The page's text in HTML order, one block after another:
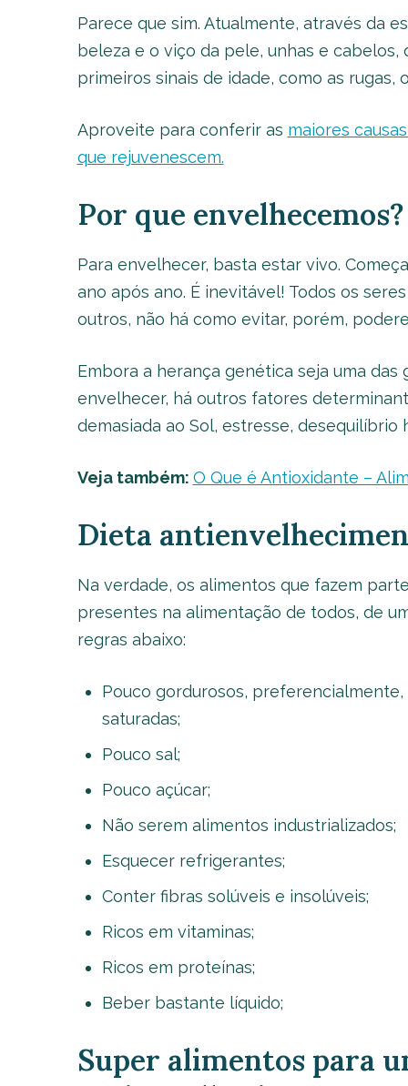
Parece que sim. Atualmente, através da
beleza e o viço da pele, unhas e
primeiros sinais de idade, como as rugas,
Aproveite para conferir as maiores
que rejuvenescem.
Por que envelhecemos?
Para envelhecer, basta estar vivo.
ano após ano. É inevitável! Todos os
outros, não há como evitar, porém,
Embora a herança genética seja uma
envelhecer, há outros fatores
demasiada ao Sol, estresse,
Veja também: O Que é Antioxidante –
Dieta
Na verdade, os alimentos que fazem
presentes na alimentação de todos, de
regras abaixo:
Pouco gordurosos,
saturadas;
Pouco sal;
Pouco açúcar;
Não serem alimentos industrializados;
Esquecer refrigerantes;
Conter fibras solúveis e insolúveis;
Ricos em vitaminas;
Ricos em proteínas;
Beber bastante líquido;
Super alimentos para